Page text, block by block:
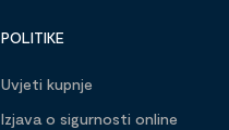
POLITIKE
Uvjeti kupnje
Izjava o sigurnosti online